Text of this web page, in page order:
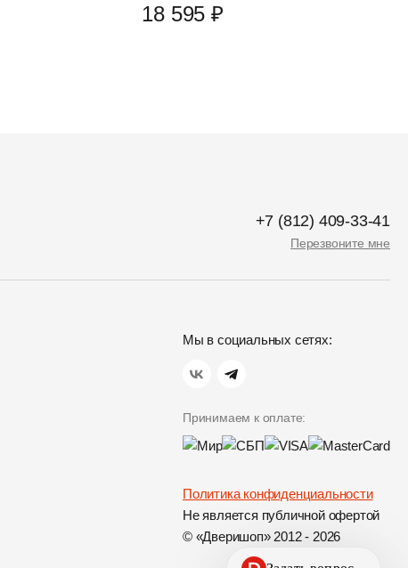
18 595 ₽
+7 (812) 409-33-41
Перезвоните мне
Мы в социальных сетях:
Принимаем к оплате:
Политика конфиденциальности
Не является публичной офертой
© «Дверишоп» 2012 - 2026